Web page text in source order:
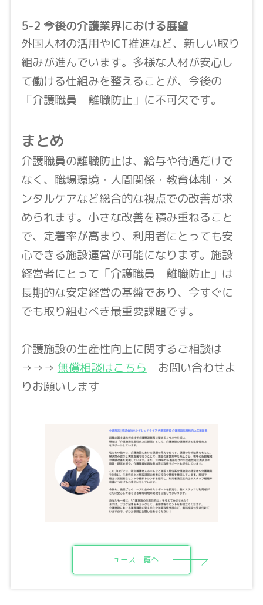
5-2 今後の介護業界における展望
外国人材の活用やICT推進など、新しい取り
組みが進んでいます。多様な人材が安心し
て働ける仕組みを整えることが、今後の
「介護職員 離職防止」に不可欠です。
まとめ
介護職員の離職防止は、給与や待遇だけで
なく、職場環境・人間関係・教育体制・メ
ンタルケアなど総合的な視点での改善が求
められます。小さな改善を積み重ねること
で、定着率が高まり、利用者にとっても安
心できる施設運営が可能になります。施設
経営者にとって「介護職員 離職防止」は
長期的な安定経営の基盤であり、今すぐに
でも取り組むべき最重要課題です。
介護施設の生産性向上に関するご相談は
→→→ 無償相談はこちら お問い合わせよ
りお願いします
ニュース一覧へ